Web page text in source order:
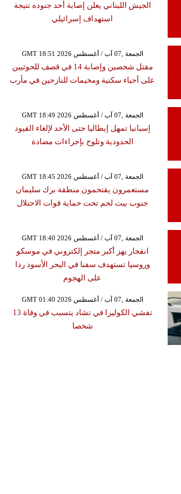
الجيش اللبناني يعلن إصابة أحد جنوده نتيجة
استهداف إسرائيلي
GMT 18:51 2026 الجمعة ,07 آب / أغسطس
مقتل شخصين وإصابة 14 في قصف للحوثيين
على أحياء سكنية ومخيمات للنازحين في مأرب
GMT 18:49 2026 الجمعة ,07 آب / أغسطس
إسبانيا تمهل إيطاليا حتى الأحد لإلغاء القيود
الحدودية وتلوح بإجراءات مضادة
GMT 18:45 2026 الجمعة ,07 آب / أغسطس
مستعمرون يقتحمون منطقة برك سليمان
جنوب بيت لحم تحت حماية قوات الاحتلال
GMT 18:40 2026 الجمعة ,07 آب / أغسطس
انفجار يهز أكبر متجر إلكتروني في موسكو
وروسيا تستهدف سفنا في البحر الأسود ردا
على الهجوم
GMT 01:40 2026 الجمعة ,07 آب / أغسطس
تفشي الكوليرا في تشاد يتسبب في وفاة 13
شخصا